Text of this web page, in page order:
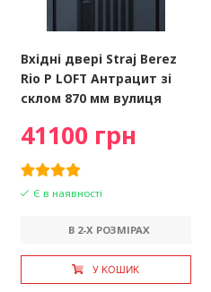
Вхідні двері Straj Berez
Rio P LOFT Антрацит зі
склом 870 мм вулиця
41100 грн
Є в наявності
В 2-X РОЗМІРАХ
У КОШИК